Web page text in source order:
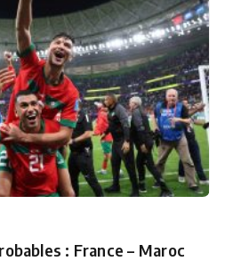
: France – Maroc